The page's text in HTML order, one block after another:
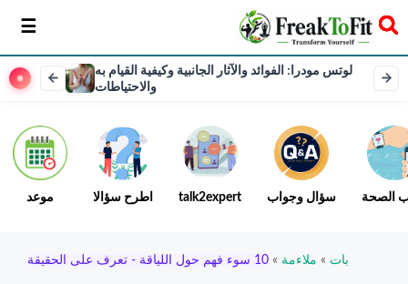
سخر
لوتس مودرا: الفوائد والآثار الجانبية وكيفية القيام به
والاحتياطات
موعد اطرح سؤالا talk2expert سؤال وجواب الصحة
بات » ملاءمة » 10 سوء فهم حول اللياقة - تعرف على الحقيقة